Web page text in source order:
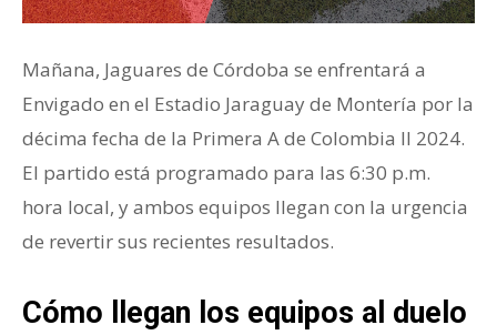
Mañana, Jaguares de Córdoba se enfrentará a
Envigado en el Estadio Jaraguay de Montería por la
décima fecha de la Primera A de Colombia ll 2024.
El partido está programado para las 6:30 p.m.
hora local, y ambos equipos llegan con la urgencia
de revertir sus recientes resultados.
Cómo llegan los equipos al duelo